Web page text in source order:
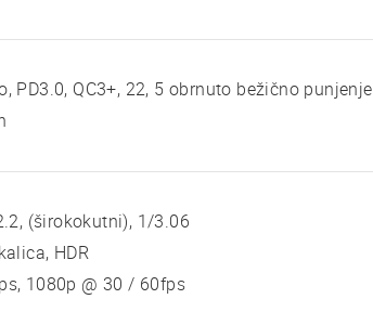
PD3.0, QC3+, 22, 5 obrnuto bežično punjenje
(širokokutni), 1/3.06
HDR
1080p @ 30 / 60fps